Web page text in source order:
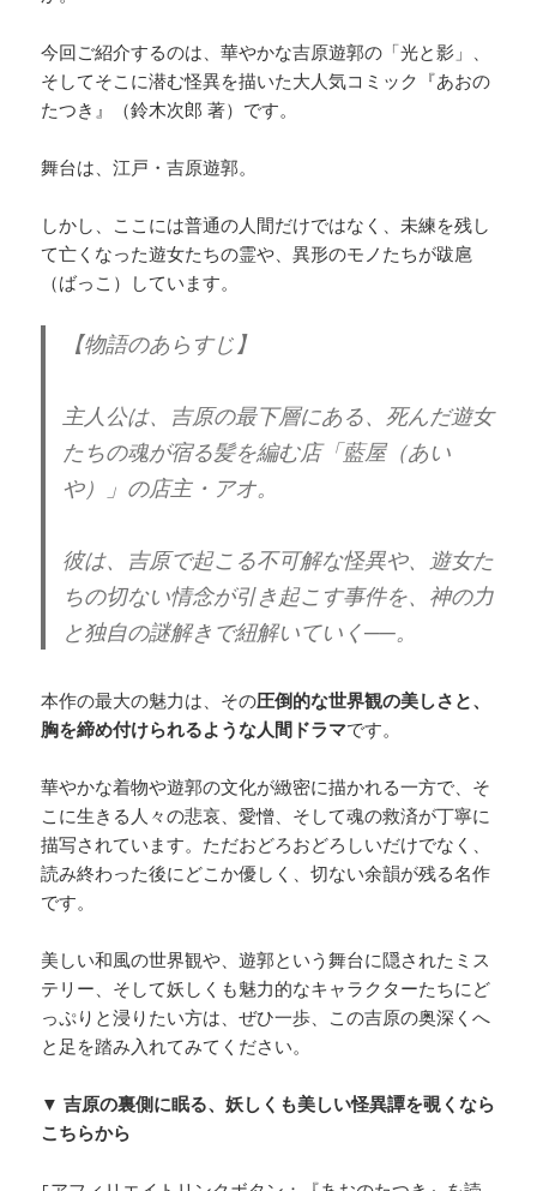
今回ご紹介するのは、華やかな吉原遊郭の「光と影」、
そしてそこに潜む怪異を描いた大人気コミック『あおの
たつき』（鈴木次郎 著）です。
舞台は、江戸・吉原遊郭。
しかし、ここには普通の人間だけではなく、未練を残し
て亡くなった遊女たちの霊や、異形のモノたちが跋扈
（ばっこ）しています。
【物語のあらすじ】
主人公は、吉原の最下層にある、死んだ遊女
たちの魂が宿る髪を編む店「藍屋（あい
や）」の店主・アオ。
彼は、吉原で起こる不可解な怪異や、遊女た
ちの切ない情念が引き起こす事件を、神の力
と独自の謎解きで紐解いていく──。
本作の最大の魅力は、その圧倒的な世界観の美しさと、
胸を締め付けられるような人間ドラマです。
華やかな着物や遊郭の文化が緻密に描かれる一方で、そ
こに生きる人々の悲哀、愛憎、そして魂の救済が丁寧に
描写されています。ただおどろおどろしいだけでなく、
読み終わった後にどこか優しく、切ない余韻が残る名作
です。
美しい和風の世界観や、遊郭という舞台に隠されたミス
テリー、そして妖しくも魅力的なキャラクターたちにど
っぷりと浸りたい方は、ぜひ一歩、この吉原の奥深くへ
と足を踏み入れてみてください。
▼ 吉原の裏側に眠る、妖しくも美しい怪異譚を覗くなら
こちらから